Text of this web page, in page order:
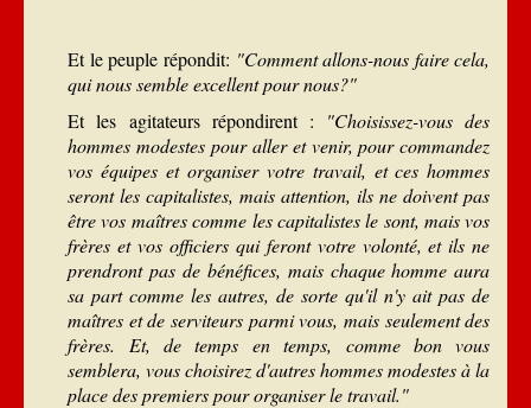
Et le peuple répondit: "Comment allons-nous faire cela,
qui nous semble excellent pour nous?"
Et les agitateurs répondirent :
"Choisissez-vous des
hommes modestes pour aller et venir, pour commandez
vos équipes et organiser votre travail, et ces hommes
seront les capitalistes, mais attention, ils ne doivent pas
être vos maîtres comme les capitalistes le sont, mais vos
frères et vos officiers qui feront votre volonté, et ils ne
prendront pas de bénéfices, mais chaque homme aura
sa part comme les autres, de sorte qu'il n'y ait pas de
maîtres et de serviteurs parmi vous, mais seulement des
frères. Et, de temps en temps, comme bon vous
semblera, vous choisirez d'autres hommes modestes à la
place des premiers pour organiser le travail."